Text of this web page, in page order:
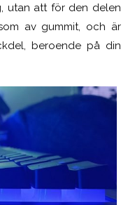
utan att för den delen
av gummit, och är
beroende på din